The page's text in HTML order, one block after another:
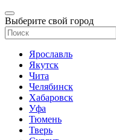
Выберите свой город
Ярославль
Якутск
Чита
Челябинск
Хабаровск
Уфа
Тюмень
Тверь